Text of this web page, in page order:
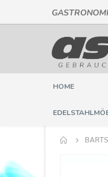
HOME